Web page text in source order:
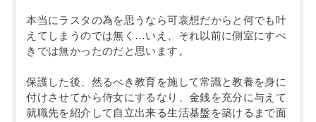
本当にラスタの為を思うなら可哀想だからと何でも叶
えてしまうのでは無く…いえ、それ以前に側室にすべ
きでは無かったのだと思います。
保護した後、然るべき教育を施して常識と教養を身に
付けさせてから侍女にするなり、金銭を充分に与えて
就職先を紹介して自立出来る生活基盤を築けるまで面